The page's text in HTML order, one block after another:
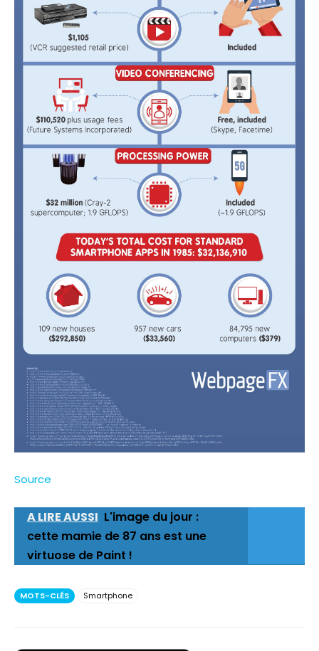
Source
A LIRE AUSSI L'image du jour :
cette mamie de 87 ans est une
virtuose de Paint !
MOTS-CLÉS Smartphone